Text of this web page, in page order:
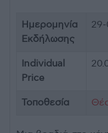
Ημερομηνία
Εκδήλωσης
Individual
Price
Τοποθεσία